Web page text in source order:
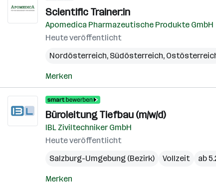
Scientific Trainer:in
Apomedica Pharmazeutische Produkte GmbH
Heute veröffentlicht
Nordösterreich, Südösterreich,
Merken
Büroleitung Tiefbau (m/w/d)
IBL Ziviltechniker GmbH
Heute veröffentlicht
Salzburg-Umgebung (Bezirk)
Vollzeit ab
Merken